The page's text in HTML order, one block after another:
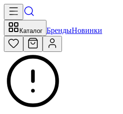
Каталог БрендыНовинки